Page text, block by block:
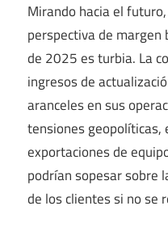
Mirando hacia el
perspectiva de
de 2025 es turbia. La
ingresos de
aranceles en sus
tensiones geopolíticas,
exportaciones de
podrían sopesar sobre
de los clientes si no se